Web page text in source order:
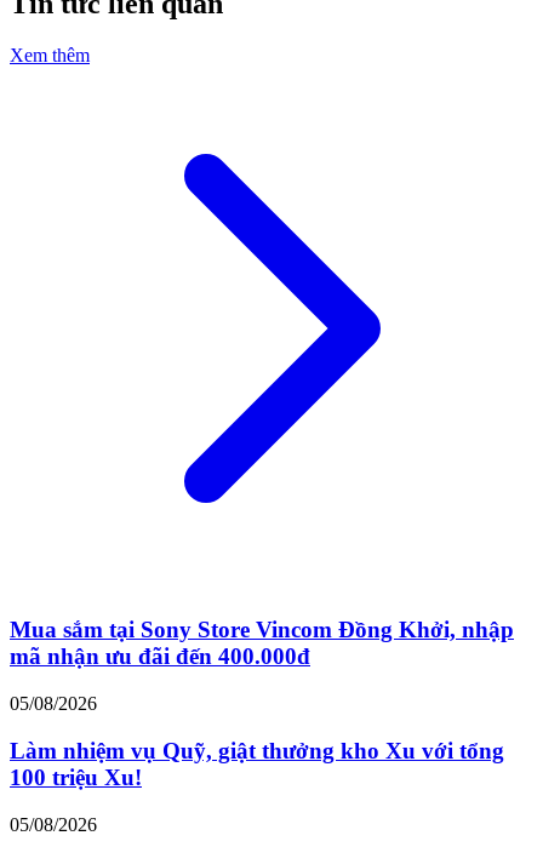
Xem thêm
Mua sắm tại Sony Store Vincom Đồng Khởi, nhập
mã nhận ưu đãi đến 400.000đ
05/08/2026
Làm nhiệm vụ Quỹ, giật thưởng kho Xu với tổng
100 triệu Xu!
05/08/2026